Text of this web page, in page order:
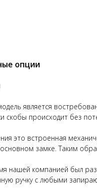
опции
является
скобы происходит без
это встроенная
замке. Таким
нашей компанией был
ручку с любыми